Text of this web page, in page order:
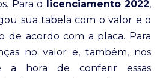
Para o licenciamento 2022,
sua tabela com o valor e o
de acordo com a placa. Para
no valor e, também, nos
a hora de conferir essas